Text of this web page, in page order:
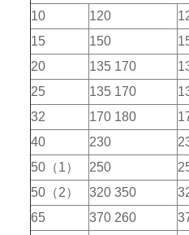
10
120
15
150
20
135 170
25
135 170
32
170 180
40
230
50（1）
250
50（2）
320 350
65
370 260